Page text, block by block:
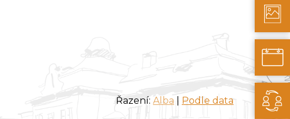
Řazení: Alba Podle data